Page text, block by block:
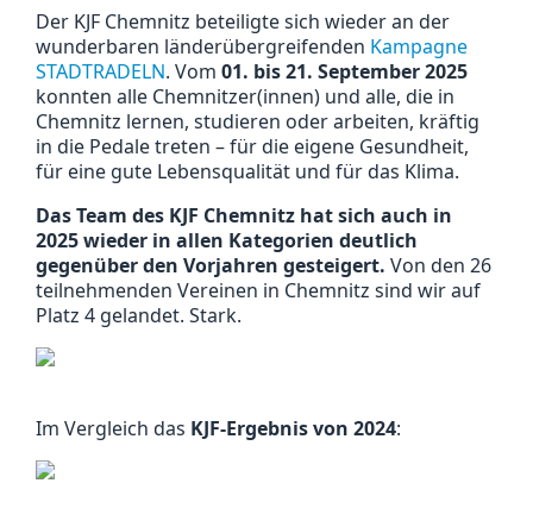
Der KJF Chemnitz beteiligte sich wieder an der
wunderbaren länderübergreifenden Kampagne
STADTRADELN. Vom 01. bis 21. September 2025
konnten alle Chemnitzer(innen) und alle, die in
Chemnitz lernen, studieren oder arbeiten, kräftig
in die Pedale treten – für die eigene Gesundheit,
für eine gute Lebensqualität und für das Klima.
Das Team des KJF Chemnitz hat sich auch in
2025 wieder in allen Kategorien deutlich
gegenüber den Vorjahren gesteigert. Von den 26
teilnehmenden Vereinen in Chemnitz sind wir auf
Platz 4 gelandet. Stark.
Im Vergleich das KJF-Ergebnis von 2024: